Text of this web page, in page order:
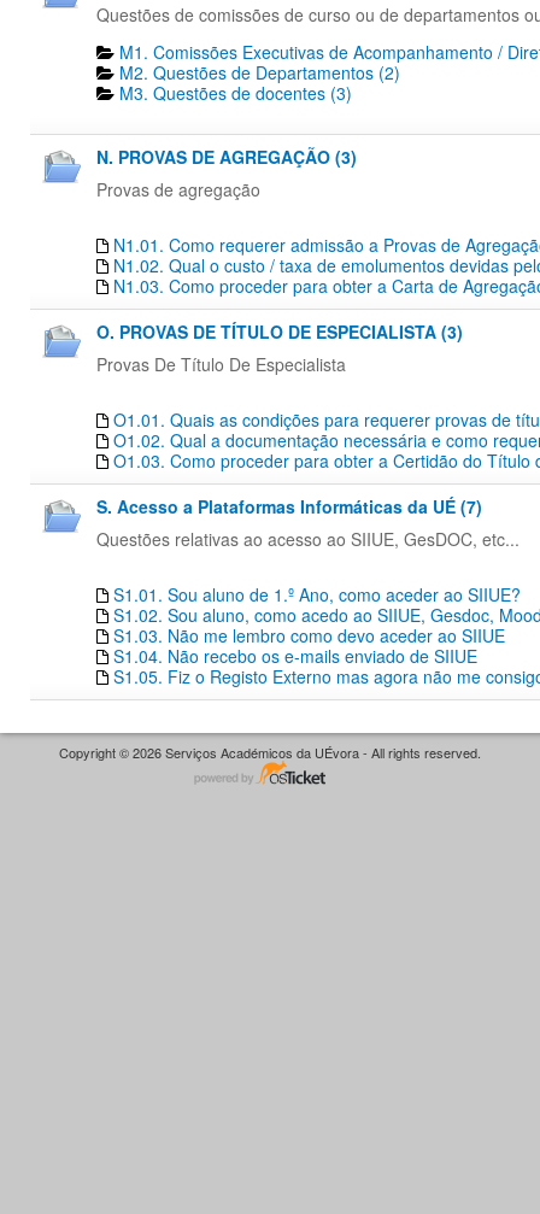
Questões de comissões de curso ou de departamentos
M1. Comissões Executivas de Acompanhamento /
M2. Questões de Departamentos​ (2)
M3. Questões de docentes​ (3)
N. PROVAS DE AGREGAÇÃO (3)
Provas de agregação
N1.01. Como requerer admissão a Provas de
N1.02. Qual o custo / taxa de emolumentos devidas
N1.03. Como proceder para obter a Carta de
O. PROVAS DE TÍTULO DE ESPECIALISTA (3)
Provas De Título De Especialista
O1.01. Quais as condições para requerer provas de
O1.02. Qual a documentação necessária e como
O1.03. Como proceder para obter a Certidão do Título
S. Acesso a Plataformas Informáticas da UÉ (7)
Questões relativas ao acesso ao SIIUE, GesDOC, etc...
S1.01. Sou aluno de 1.º Ano, como aceder ao SIIUE?
S1.02. Sou aluno, como acedo ao SIIUE, Gesdoc,
S1.03. Não me lembro como devo aceder ao SIIUE
S1.04. Não recebo os e-mails enviado de SIIUE
S1.05. Fiz o Registo Externo mas agora não me
Copyright © 2026 Serviços Académicos da UÉvora - All rights reserved.